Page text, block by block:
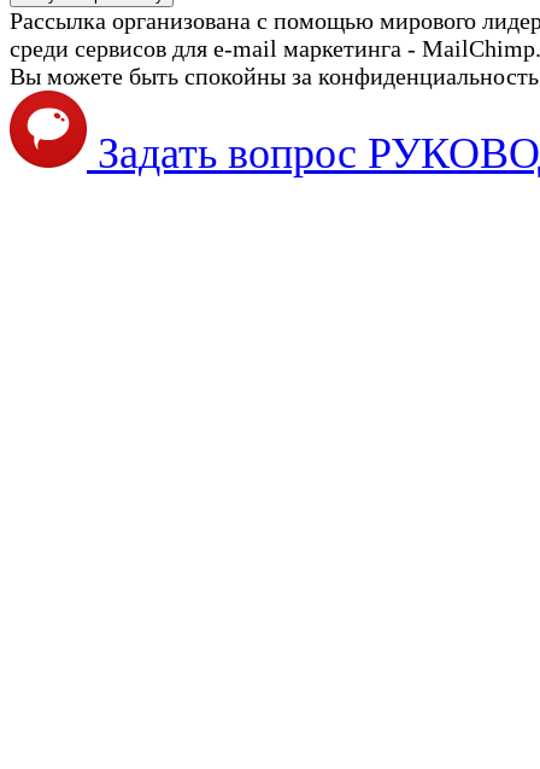
Рассылка организована с помощью мирового
среди сервисов для e-mail маркетинга - MailChimp.
Вы можете быть спокойны за
Задать вопрос